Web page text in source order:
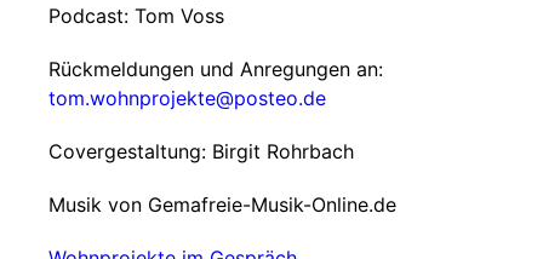
Podcast: Tom Voss
Rückmeldungen und Anregungen an:
tom.wohnprojekte@posteo.de
Covergestaltung: Birgit Rohrbach
Musik von Gemafreie-Musik-Online.de